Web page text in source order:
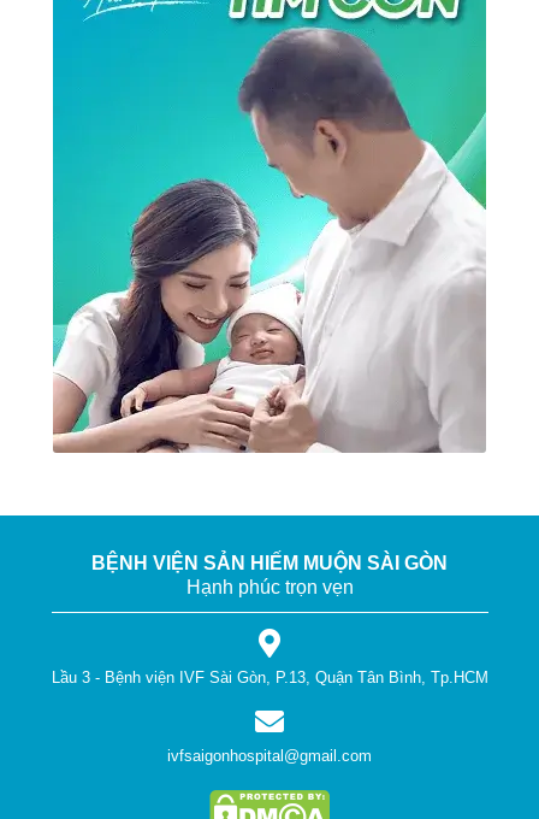
BỆNH VIỆN SẢN HIẾM MUỘN SÀI GÒN
Hạnh phúc trọn vẹn
Lầu 3 - Bệnh viện IVF Sài Gòn, P.13, Quận Tân Bình, Tp.HCM
ivfsaigonhospital@gmail.com